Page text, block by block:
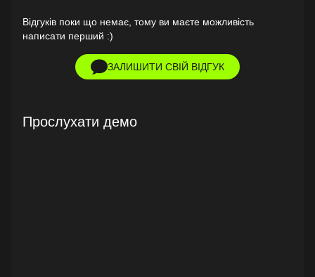
Відгуків поки що немає, тому ви маєте можливість
написати перший :)
ЗАЛИШИТИ СВІЙ ВІДГУК
Прослухати демо